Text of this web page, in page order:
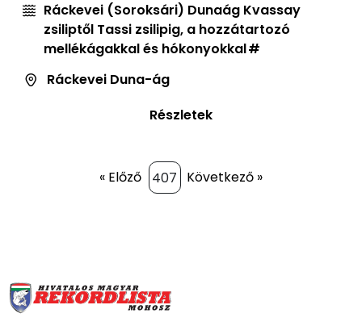
Ráckevei (Soroksári) Dunaág Kvassay
zsiliptől Tassi zsilipig, a hozzátartozó
mellékágakkal és hókonyokkal
Ráckevei Duna-ág
Részletek
« Előző Következő »